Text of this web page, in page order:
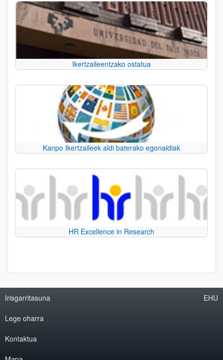
Ikertzaileentzako ostatua
Kanpo Ikertzaileek aldi baterako egonaldiak
HR Excellence in Research
Irisgarritasuna
Lege oharra
Kontaktua
EHU